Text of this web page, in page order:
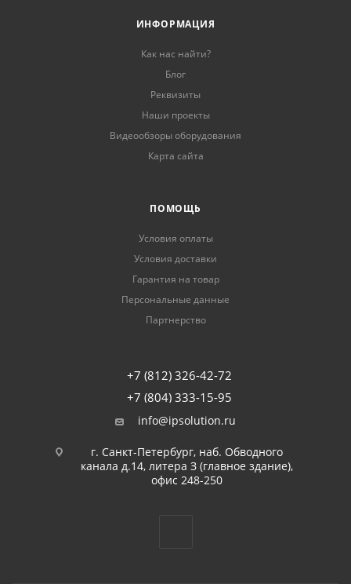
ИНФОРМАЦИЯ
Как нас найти?
Блог
Реквизиты
Наши проекты
Видеообзоры оборудования
Карта сайта
ПОМОЩЬ
Условия оплаты
Условия доставки
Гарантия на товар
Персональные данные
Партнерство
+7 (812) 326-42-72
+7 (804) 333-15-95
info@ipsolution.ru
г. Санкт-Петербург, наб. Обводного
канала д.14, литера З (главное здание),
офис 248-250